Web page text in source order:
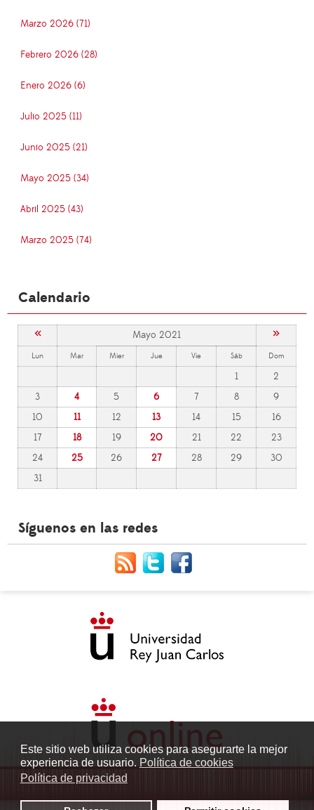
Este sitio web utiliza cookies para asegurarte la mejor
experiencia de usuario. Política de cookies
Política de privacidad
Marzo 2026 (71)
Febrero 2026 (28)
Enero 2026 (6)
Julio 2025 (11)
Junio 2025 (21)
Mayo 2025 (34)
Abril 2025 (43)
Marzo 2025 (74)
Calendario
« Mayo 2021 »
Lun Mar Mier Jue Vie Sáb Dom
1
2
3
4 5 6 7 8
9
10
11 12 13 14 15
16
17
18 19 20 21 22
23
24
25 26 27 28 29
30
31
Síguenos en las redes